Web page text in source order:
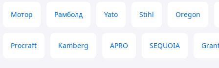
Мотор Рамболд Yato Stihl Oregon
Procraft Kamberg APRO SEQUOIA